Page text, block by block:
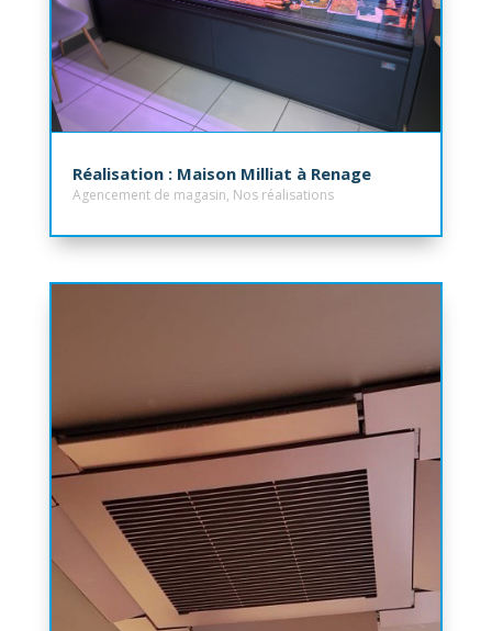
Réalisation : Maison Milliat à Renage
Agencement de magasin, Nos réalisations